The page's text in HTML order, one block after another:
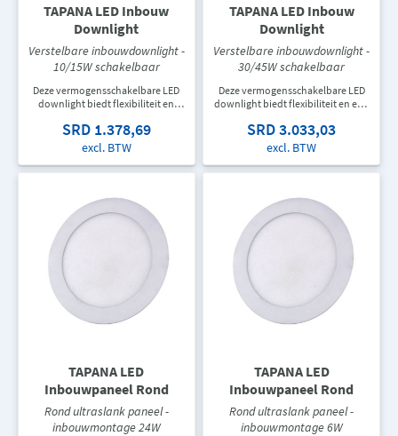
TAPANA LED Inbouw
Downlight
Verstelbare inbouwdownlight -
10/15W schakelbaar
Deze vermogensschakelbare LED
downlight biedt flexibiliteit en
uiteenlopende toepassingen.
Ideaal voor kantoren, winkels en
verschillende lichtniveaus gewenst
SRD 1.378,69
excl. BTW
TAPANA LED Inbouw
Downlight
Verstelbare inbouwdownlight -
30/45W schakelbaar
Deze vermogensschakelbare LED
downlight biedt flexibiliteit en een
uiteenlopende
verlichtingsprojecten. Ideaal voor
grotere woonruimtes.
SRD 3.033,03
excl. BTW
TAPANA LED
Inbouwpaneel Rond
Rond ultraslank paneel -
inbouwmontage 24W
TAPANA LED
Inbouwpaneel Rond
Rond ultraslank paneel -
inbouwmontage 6W